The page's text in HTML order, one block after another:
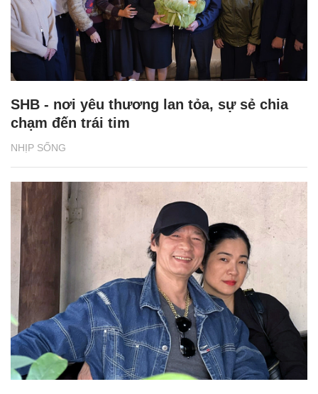
NHỊP SỐNG
SHB - nơi yêu thương lan tỏa, sự sẻ chia
chạm đến trái tim